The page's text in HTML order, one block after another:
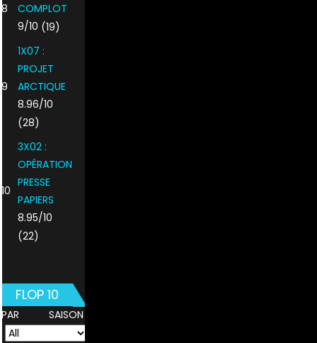
8
COMPLOT
9/10 (19)
9
1X07 :
PROJET
ARCTIQUE
8.96/10
(28)
10
3X02 :
OPÉRATION
PRESSE
PAPIERS
8.95/10
(22)
FLOP 10
PAR SAISON